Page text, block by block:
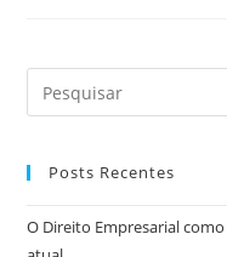
Posts Recentes
O Direito Empresarial